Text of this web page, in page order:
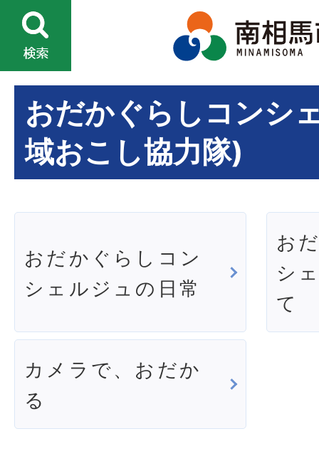
おだかぐらしコンシ
域おこし協力隊)
おだかぐらしコン
シェルジュの日常
お
シ
て
カメラで、おだか
る